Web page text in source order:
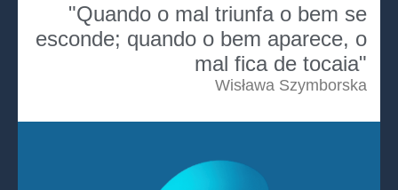
"Quando o mal triunfa o bem se
esconde; quando o bem aparece, o
mal fica de tocaia"
Wisława Szymborska